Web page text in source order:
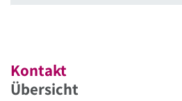
Kontakt
Übersicht